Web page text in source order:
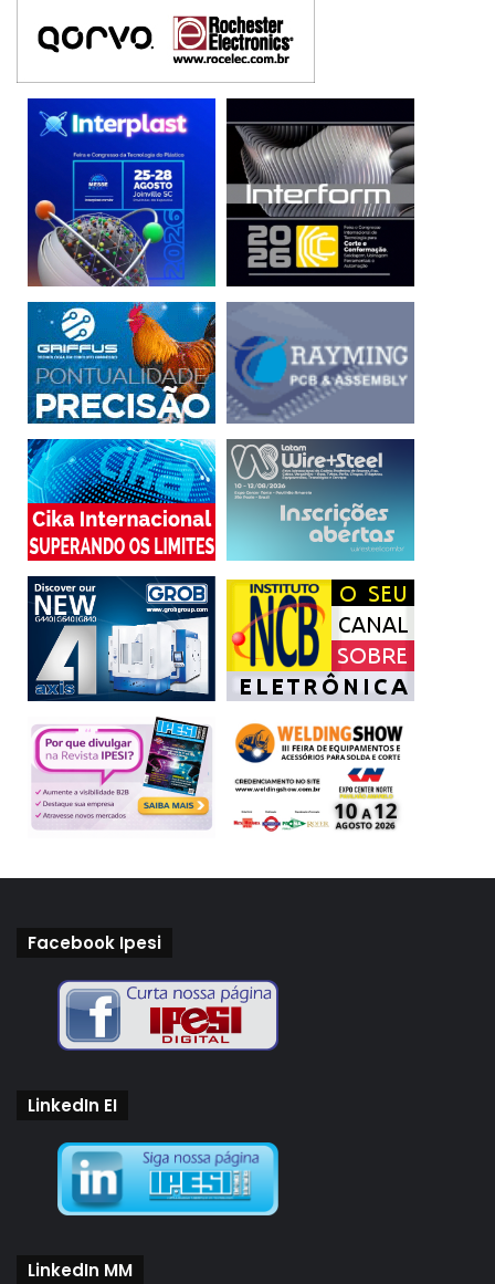
Facebook Ipesi
LinkedIn EI
LinkedIn MM